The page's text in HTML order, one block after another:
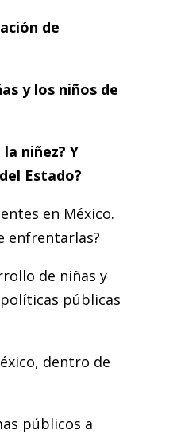
de
y los niños de
niñez? Y
Estado?
en México.
enfrentarlas?
de niñas y
públicas
dentro de
públicos a